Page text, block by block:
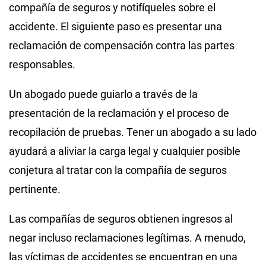
compañía de seguros y notifíqueles sobre el
accidente. El siguiente paso es presentar una
reclamación de compensación contra las partes
responsables.
Un abogado puede guiarlo a través de la
presentación de la reclamación y el proceso de
recopilación de pruebas. Tener un abogado a su lado
ayudará a aliviar la carga legal y cualquier posible
conjetura al tratar con la compañía de seguros
pertinente.
Las compañías de seguros obtienen ingresos al
negar incluso reclamaciones legítimas. A menudo,
las víctimas de accidentes se encuentran en una